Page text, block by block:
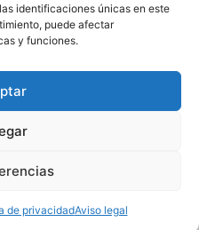
identificaciones únicas en este
puede afectar
y funciones.
de privacidadAviso legal
74 17 07
por